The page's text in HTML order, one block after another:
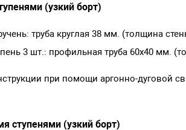
(узкий борт)
труба круглая 38 мм. (толщина
3 шт.: профильная труба 60х40 мм.
при помощи аргонно-дуговой
ступенями (узкий борт)